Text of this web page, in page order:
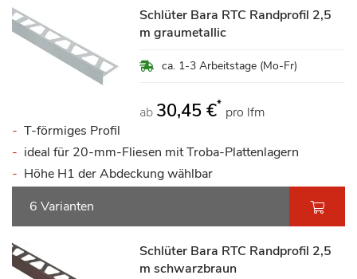
Schlüter Bara RTC Randprofil 2,5
m graumetallic
ca. 1-3 Arbeitstage (Mo-Fr)
ab 30,45 €* pro lfm
T-förmiges Profil
ideal für 20-mm-Fliesen mit Troba-Plattenlagern
Höhe H1 der Abdeckung wählbar
6 Varianten
Schlüter Bara RTC Randprofil 2,5
m schwarzbraun